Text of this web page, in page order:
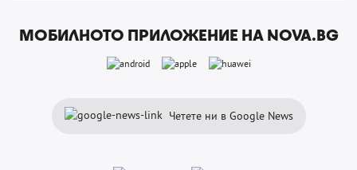
МОБИЛНОТО ПРИЛОЖЕНИЕ НА NOVA.BG
Четете ни в Google News